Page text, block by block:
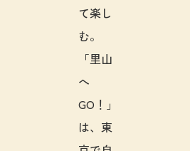
て楽し
む。
「里山
へ
GO！」
は、東